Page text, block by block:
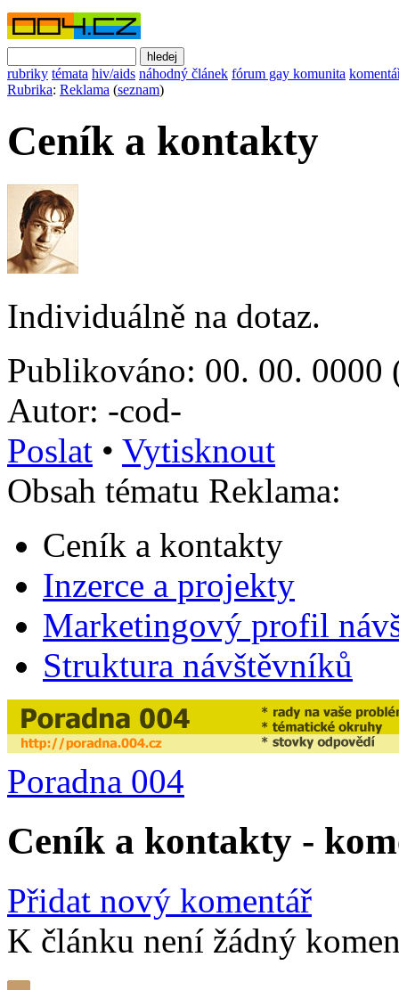
rubriky témata hiv/aids náhodný článek fórum gay komunita
Rubrika: Reklama (seznam)
Ceník a kontakty
Individuálně na dotaz.
Publikováno: 00. 00. 0000
Autor: -cod-
Poslat • Vytisknout
Obsah tématu Reklama:
Ceník a kontakty
Inzerce a projekty
Marketingový profil
Struktura návštěvníků
Poradna 004
Ceník a kontakty -
Přidat nový komentář
K článku není žádný